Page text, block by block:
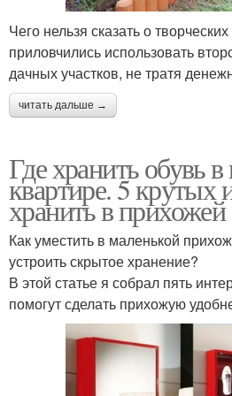
Чего нельзя сказать о
приловчились использовать
дачных участков, не тратя
читать дальше →
Где хранить обувь
квартире. 5 крутых
хранить в
Как уместить в маленькой
устроить скрытое хранение?
В этой статье я собрал пять
помогут сделать прихожую